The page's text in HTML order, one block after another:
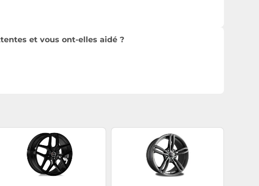
et vous ont-elles aidé ?